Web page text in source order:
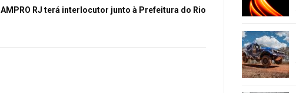
AMPRO RJ terá interlocutor junto à Prefeitura do Rio